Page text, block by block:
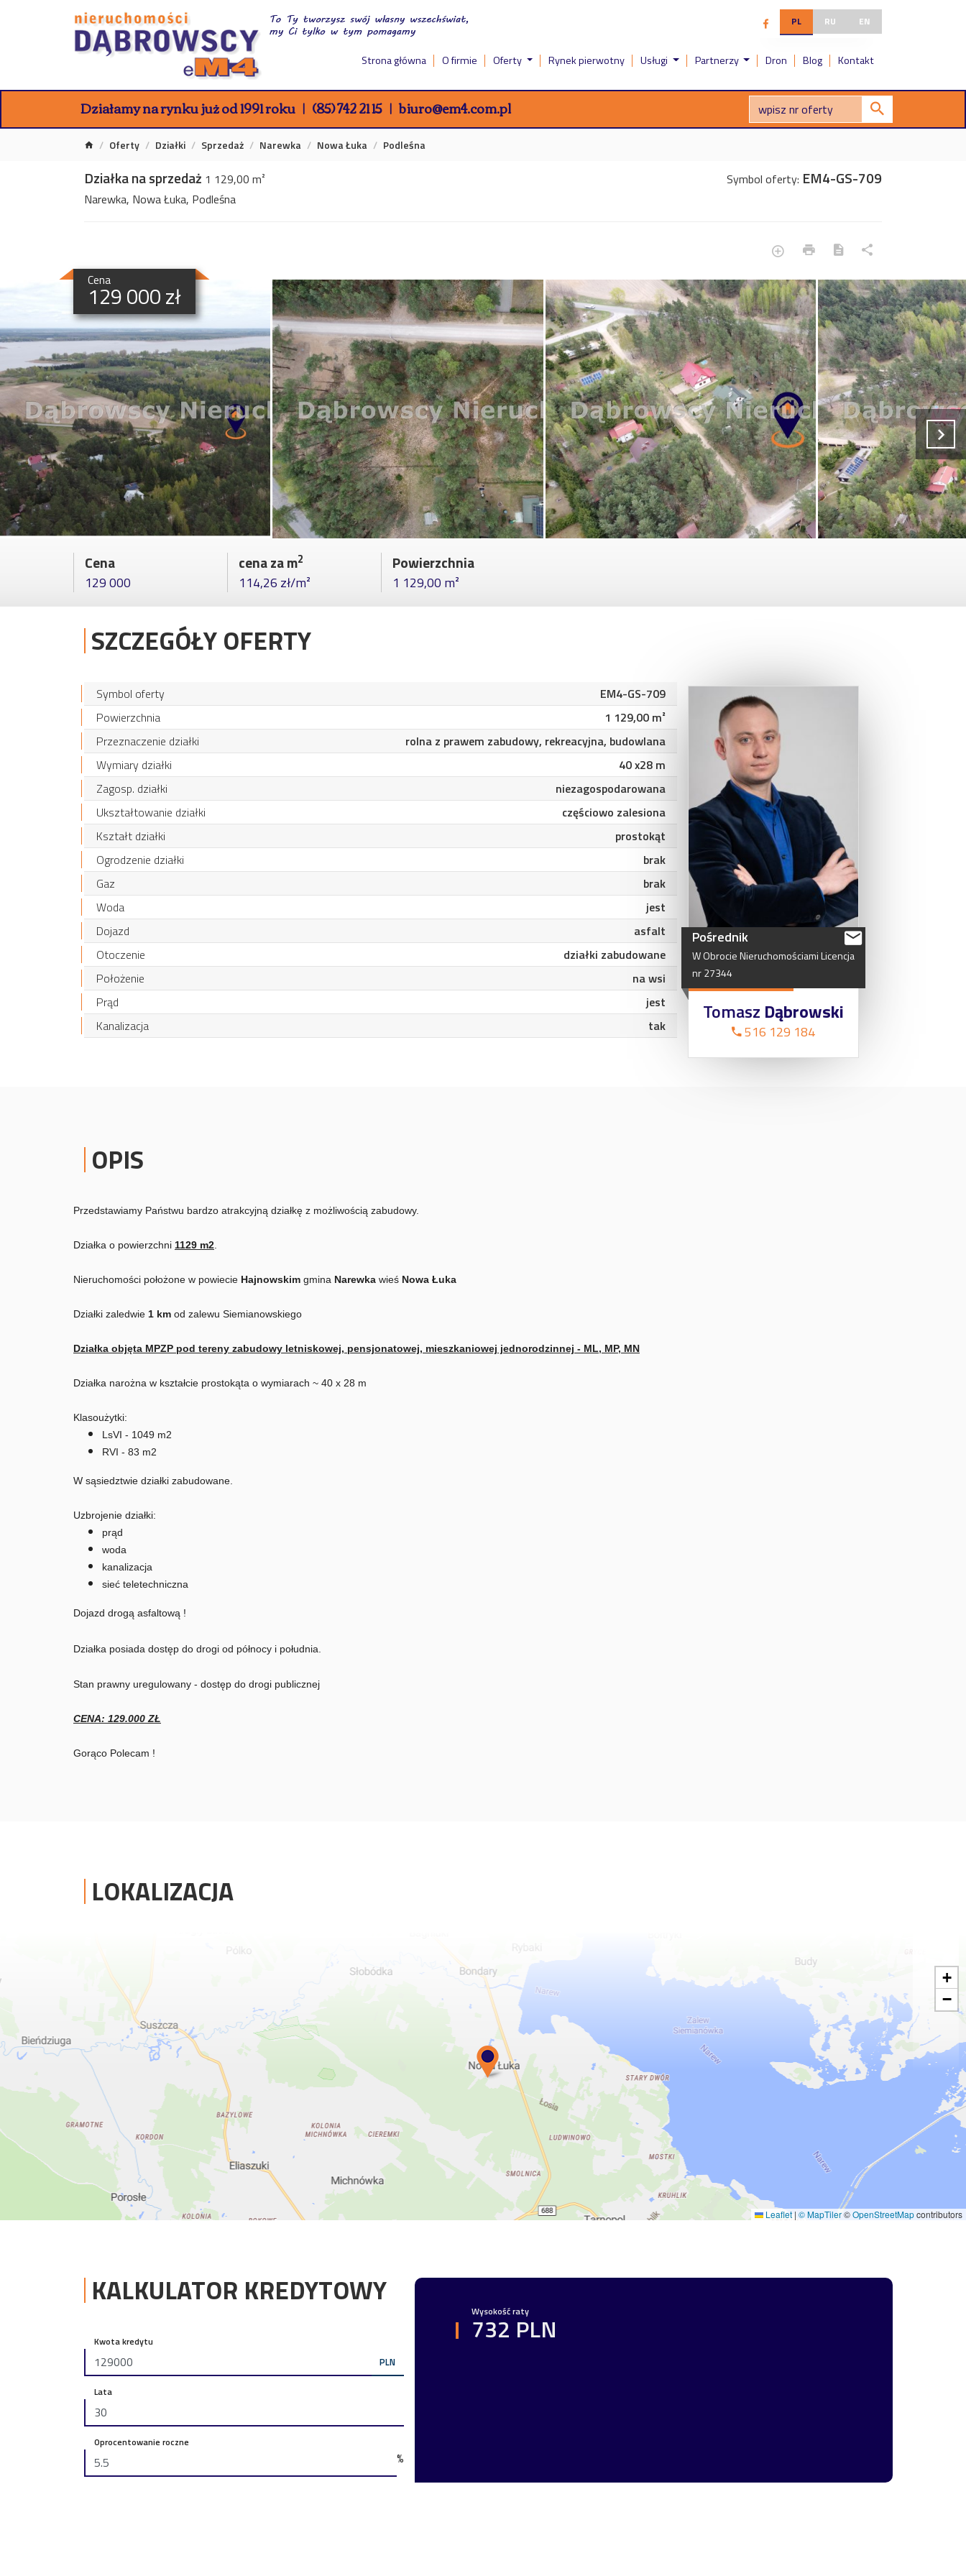
PL RU EN
Strona główna O firmie Oferty Rynek pierwotny Usługi Partnerzy Dron Blog Kontakt
Działamy na rynku już od 1991 roku (85) 742 21 15 biuro@em4.com.pl
Oferty Działki Sprzedaż Narewka Nowa Łuka Podleśna
Działka na sprzedaż 1 129,00 m²
Narewka, Nowa Łuka, Podleśna
Symbol oferty: EM4-GS-709
Cena
129 000 zł
Cena
129 000
cena za m2
114,26 zł/m²
Powierzchnia
1 129,00 m²
SZCZEGÓŁY OFERTY
Symbol oferty
EM4-GS-709
Powierzchnia
1 129,00 m²
Przeznaczenie działki
rolna z prawem zabudowy, rekreacyjna, budowlana
Wymiary działki
40 x28 m
Zagosp. działki
niezagospodarowana
Ukształtowanie działki
częściowo zalesiona
Kształt działki
prostokąt
Ogrodzenie działki
brak
Gaz
brak
Woda
jest
Dojazd
asfalt
Otoczenie
działki zabudowane
Położenie
na wsi
Prąd
jest
Kanalizacja
tak
Pośrednik
WObrocieNieruchomościamiLicencja
nr27344
Tomasz Dąbrowski
516 129 184
OPIS
Przedstawiamy Państwu bardzo atrakcyjną działkę z możliwością zabudowy.
Działka o powierzchni 1129 m2
Nieruchomości położone w powiecie Hajnowskim gmina Narewka wieś Nowa Łuka
Działki zaledwie 1 km od zalewu Siemianowskiego
Działka objęta MPZP pod tereny zabudowy letniskowej, pensjonatowej, mieszkaniowej jednorodzinnej - ML, MP, MN
Działka narożna w kształcie prostokąta o wymiarach ~ 40 x 28 m
Klasoużytki:
LsVI - 1049 m2
RVI - 83 m2
W sąsiedztwie działki zabudowane.
Uzbrojenie działki:
prąd
woda
kanalizacja
sieć teletechniczna
Dojazd drogą asfaltową !
Działka posiada dostęp do drogi od północy i południa.
Stan prawny uregulowany - dostęp do drogi publicznej
CENA: 129.000 ZŁ
Gorąco Polecam !
LOKALIZACJA
+
−
Leaflet | © MapTiler©OpenStreetMapcontributors
KALKULATOR KREDYTOWY
Kwota kredytu
PLN
Lata
Oprocentowanie roczne
%
Wysokość raty
732 PLN